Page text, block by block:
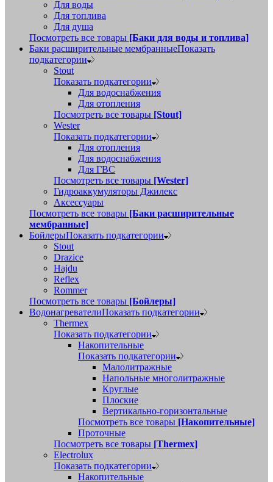
Для воды
Для топлива
Для душа
Посмотреть все товары [Баки для воды и топлива]
Баки расширительные мембранныеПоказать
подкатегории
Stout
Показать подкатегории
Для водоснабжения
Для отопления
Посмотреть все товары [Stout]
Wester
Показать подкатегории
Для отопления
Для водоснабжения
Для ГВС
Посмотреть все товары [Wester]
Гидроаккумуляторы Джилекс
Аксессуары
Посмотреть все товары [Баки расширительные
мембранные]
БойлерыПоказать подкатегории
Stout
Drazice
Hajdu
Reflex
Rommer
Посмотреть все товары [Бойлеры]
ВодонагревателиПоказать подкатегории
Thermex
Показать подкатегории
Накопительные
Показать подкатегории
Малолитражные
Напольные многолитражные
Круглые
Плоские
Вертикально-горизонтальные
Посмотреть все товары [Накопительные]
Проточные
Посмотреть все товары [Thermex]
Electrolux
Показать подкатегории
Накопительные